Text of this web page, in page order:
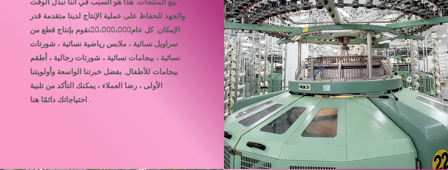
بيع المنتجات. هذا هو السبب في أننا نبذل الوقت
والجهد للحفاظ على عملية الإنتاج لدينا متقدمة قدر
الإمكان. كل عام20،000،000نقوم بإنتاج قطع من
سراويل نسائية ، ملابس رياضية نسائية ، شورتات
نسائية ، بيجامات نسائية ، شورتات رجالية ، أطقم
بيجامات للأطفال. بفضل خبرتنا الواسعة وأولويتنا
الأولى ، رضا العملاء ، يمكنك التأكد من تلبية
احتياجاتك دائمًا هنا .